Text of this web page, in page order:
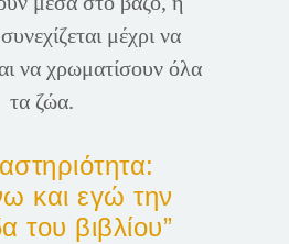
μέχρι να
να χρωματίσουν όλα
τα ζώα.
και εγώ την
του βιβλίου”